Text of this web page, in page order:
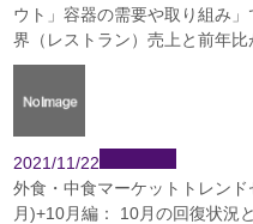
ウト」容器の需要や取り組み
界（レストラン）売上と前年比
2021/11/22
外食・中食マーケットトレン
月)+10月編： 10月の回復状況